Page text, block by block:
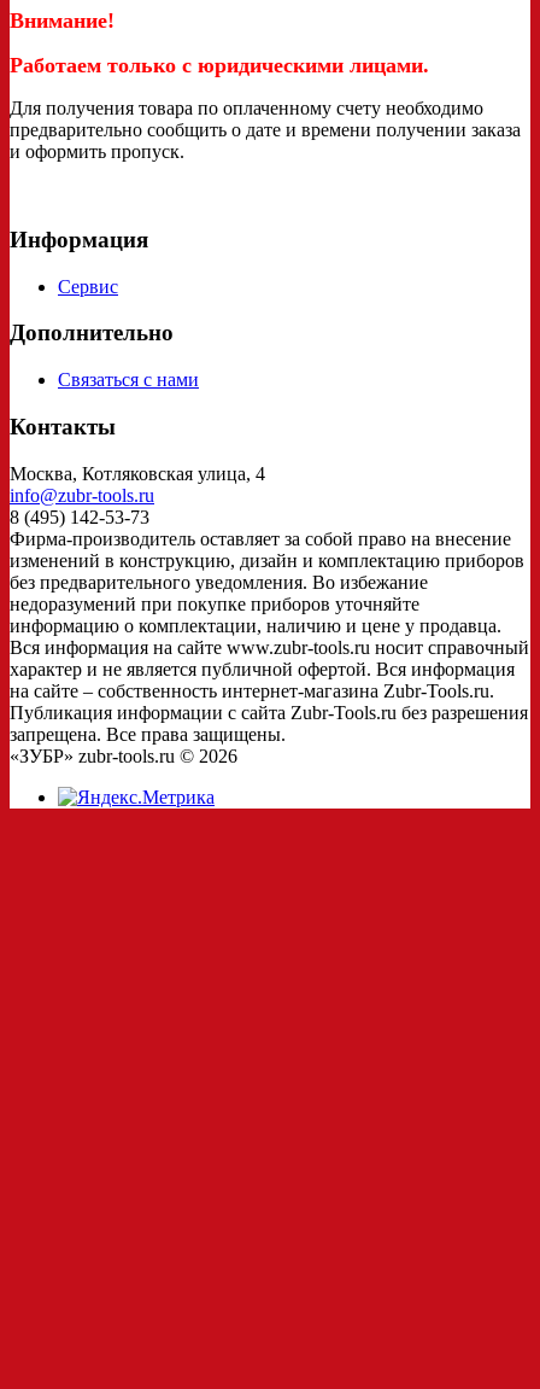
Внимание!
Работаем только с юридическими лицами.
Для получения товара по оплаченному счету необходимо
предварительно сообщить о дате и времени получении заказа
и оформить пропуск.
Информация
Сервис
Дополнительно
Связаться с нами
Контакты
Москва, Котляковская улица, 4
info@zubr-tools.ru
8 (495) 142-53-73
Фирма-производитель оставляет за собой право на внесение
изменений в конструкцию, дизайн и комплектацию приборов
без предварительного уведомления. Во избежание
недоразумений при покупке приборов уточняйте
информацию о комплектации, наличию и цене у продавца.
Вся информация на сайте www.zubr-tools.ru носит справочный
характер и не является публичной офертой. Вся информация
на сайте – собственность интернет-магазина Zubr-Tools.ru.
Публикация информации с сайта Zubr-Tools.ru без разрешения
запрещена. Все права защищены.
«ЗУБР» zubr-tools.ru © 2026